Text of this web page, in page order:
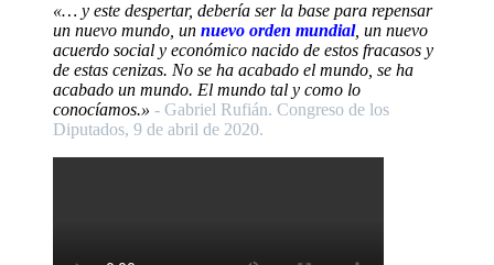
«… y este despertar, debería ser la base para repensar
un nuevo mundo, un nuevo orden mundial, un nuevo
acuerdo social y económico nacido de estos fracasos y
de estas cenizas. No se ha acabado el mundo, se ha
acabado un mundo. El mundo tal y como lo
conocíamos.» - Gabriel Rufián. Congreso de los
Diputados, 9 de abril de 2020.